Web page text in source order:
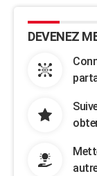
DEVENEZ